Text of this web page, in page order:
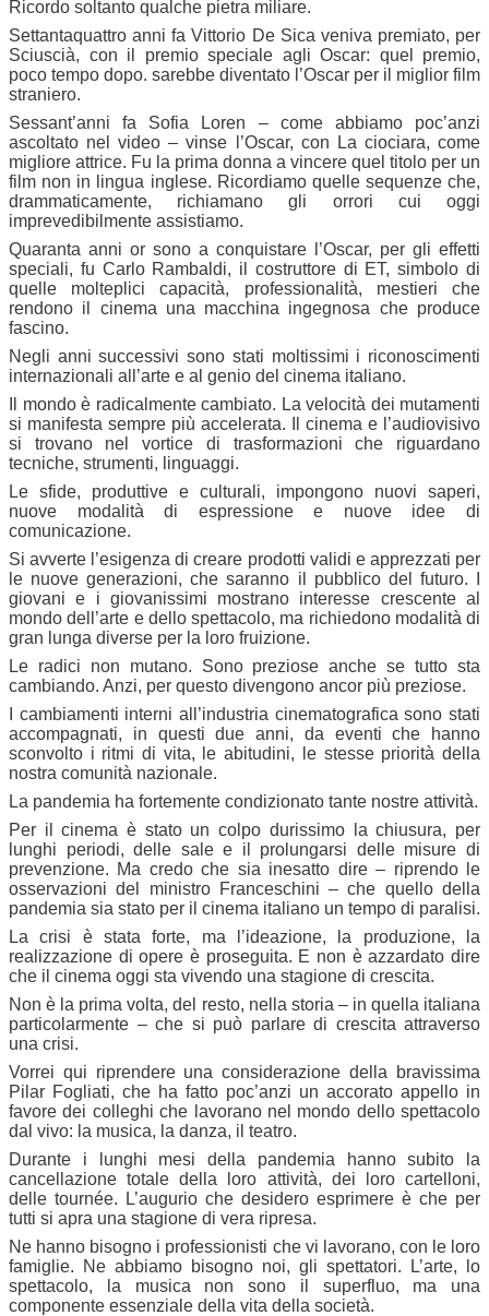
Ricordo soltanto qualche pietra miliare.
Settantaquattro anni fa Vittorio De Sica veniva premiato, per
Sciuscià, con il premio speciale agli Oscar: quel premio,
poco tempo dopo. sarebbe diventato l’Oscar per il miglior film
straniero.
Sessant’anni fa Sofia Loren – come abbiamo poc’anzi
ascoltato nel video – vinse l’Oscar, con La ciociara, come
migliore attrice. Fu la prima donna a vincere quel titolo per un
film non in lingua inglese. Ricordiamo quelle sequenze che,
drammaticamente, richiamano gli orrori cui oggi
imprevedibilmente assistiamo.
Quaranta anni or sono a conquistare l’Oscar, per gli effetti
speciali, fu Carlo Rambaldi, il costruttore di ET, simbolo di
quelle molteplici capacità, professionalità, mestieri che
rendono il cinema una macchina ingegnosa che produce
fascino.
Negli anni successivi sono stati moltissimi i riconoscimenti
internazionali all’arte e al genio del cinema italiano.
Il mondo è radicalmente cambiato. La velocità dei mutamenti
si manifesta sempre più accelerata. Il cinema e l’audiovisivo
si trovano nel vortice di trasformazioni che riguardano
tecniche, strumenti, linguaggi.
Le sfide, produttive e culturali, impongono nuovi saperi,
nuove modalità di espressione e nuove idee di
comunicazione.
Si avverte l’esigenza di creare prodotti validi e apprezzati per
le nuove generazioni, che saranno il pubblico del futuro. I
giovani e i giovanissimi mostrano interesse crescente al
mondo dell’arte e dello spettacolo, ma richiedono modalità di
gran lunga diverse per la loro fruizione.
Le radici non mutano. Sono preziose anche se tutto sta
cambiando. Anzi, per questo divengono ancor più preziose.
I cambiamenti interni all’industria cinematografica sono stati
accompagnati, in questi due anni, da eventi che hanno
sconvolto i ritmi di vita, le abitudini, le stesse priorità della
nostra comunità nazionale.
La pandemia ha fortemente condizionato tante nostre attività.
Per il cinema è stato un colpo durissimo la chiusura, per
lunghi periodi, delle sale e il prolungarsi delle misure di
prevenzione. Ma credo che sia inesatto dire – riprendo le
osservazioni del ministro Franceschini – che quello della
pandemia sia stato per il cinema italiano un tempo di paralisi.
La crisi è stata forte, ma l’ideazione, la produzione, la
realizzazione di opere è proseguita. E non è azzardato dire
che il cinema oggi sta vivendo una stagione di crescita.
Non è la prima volta, del resto, nella storia – in quella italiana
particolarmente – che si può parlare di crescita attraverso
una crisi.
Vorrei qui riprendere una considerazione della bravissima
Pilar Fogliati, che ha fatto poc’anzi un accorato appello in
favore dei colleghi che lavorano nel mondo dello spettacolo
dal vivo: la musica, la danza, il teatro.
Durante i lunghi mesi della pandemia hanno subito la
cancellazione totale della loro attività, dei loro cartelloni,
delle tournée. L’augurio che desidero esprimere è che per
tutti si apra una stagione di vera ripresa.
Ne hanno bisogno i professionisti che vi lavorano, con le loro
famiglie. Ne abbiamo bisogno noi, gli spettatori. L’arte, lo
spettacolo, la musica non sono il superfluo, ma una
componente essenziale della vita della società.